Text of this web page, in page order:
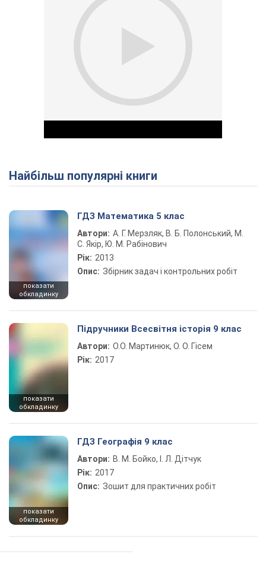
Play Video
Найбільш популярні книги
показати
обкладинку
ГДЗ Математика 5 клас
Автори: А. Г. Мерзляк, В. Б. Полонський, М.
С. Якір, Ю. М. Рабінович
Рік: 2013
Опис: Збірник задач і контрольних робіт
показати
обкладинку
Підручники Всесвітня історія 9 клас
Автори: О.О. Мартинюк, О. О. Гісем
Рік: 2017
показати
обкладинку
ГДЗ Географія 9 клас
Автори: В. М. Бойко, І. Л. Дітчук
Рік: 2017
Опис: Зошит для практичних робіт